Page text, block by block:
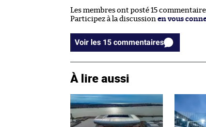
Les membres ont posté 15
Participez à la discussion en vous
Voir les 15 commentaires
À lire aussi